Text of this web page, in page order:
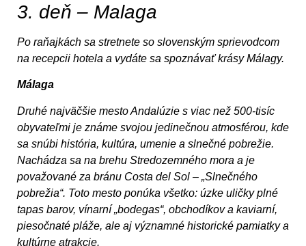
3. deň – Malaga
Po raňajkách sa stretnete so slovenským sprievodcom
na recepcii hotela a vydáte sa spoznávať krásy Málagy.
Málaga
Druhé najväčšie mesto Andalúzie s viac než 500-tisíc
obyvateľmi je známe svojou jedinečnou atmosférou, kde
sa snúbi história, kultúra, umenie a slnečné pobrežie.
Nachádza sa na brehu Stredozemného mora a je
považované za bránu Costa del Sol – „Slnečného
pobrežia“. Toto mesto ponúka všetko: úzke uličky plné
tapas barov, vínarní „bodegas“, obchodíkov a kaviarní,
piesočnaté pláže, ale aj významné historické pamiatky a
kultúrne atrakcie.